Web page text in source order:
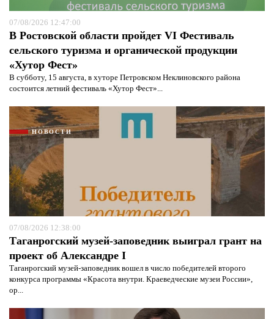
07/08/2026 12:47:00
В Ростовской области пройдет VI Фестиваль
сельского туризма и органической продукции
«Хутор Фест»
В субботу, 15 августа, в хуторе Петровском Неклиновского района
состоится летний фестиваль «Хутор Фест»...
НОВОСТИ
07/08/2026 12:38:00
Таганрогский музей-заповедник выиграл грант на
проект об Александре I
Таганрогский музей-заповедник вошел в число победителей второго
конкурса программы «Красота внутри. Краеведческие музеи России»,
ор...